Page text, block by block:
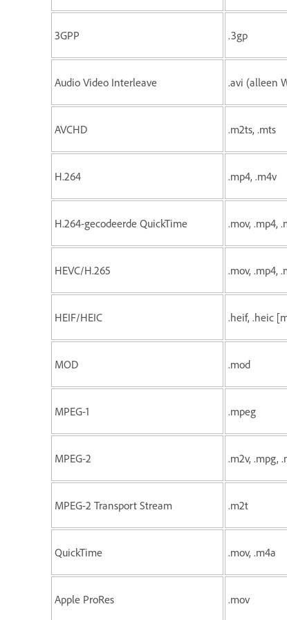
3GPP .3gp
Audio Video Interleave .avi (alleen
AVCHD .m2ts, .mts
H.264 .mp4, .m4v
H.264-gecodeerde QuickTime .mov, .mp4,
HEVC/H.265 .mov, .mp4,
HEIF/HEIC .heif, .heic
MOD .mod
MPEG-1 .mpeg
MPEG-2 .m2v, .mpg,
MPEG-2 Transport Stream .m2t
QuickTime .mov, .m4a
Apple ProRes .mov